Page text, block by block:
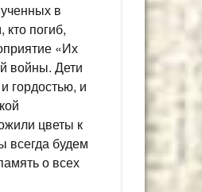
в
погиб,
«Их
войны. Дети
гордостью, и
цветы к
всегда будем
о всех